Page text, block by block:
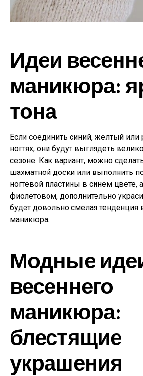
Идеи
маникюра:
тона
Если соединить синий, желтый
ногтях, они будут выглядеть
сезоне. Как вариант, можно
шахматной доски или выполнить
ногтевой пластины в синем цвете,
фиолетовом, дополнительно
будет довольно смелая тенденция
маникюра.
Модные
весеннего
маникюра:
блестящие
украшения